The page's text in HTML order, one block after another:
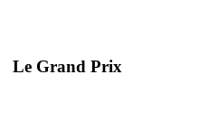
Le Grand Prix